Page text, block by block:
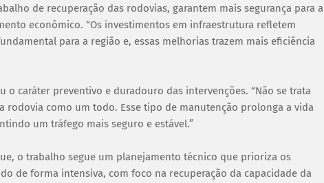
de recuperação das rodovias, garantem mais segurança para a
econômico. “Os investimentos em infraestrutura refletem
para a região e, essas melhorias trazem mais eficiência
o caráter preventivo e duradouro das intervenções. “Não se trata
rodovia como um todo. Esse tipo de manutenção prolonga a vida
um tráfego mais seguro e estável.”
o trabalho segue um planejamento técnico que prioriza os
de forma intensiva, com foco na recuperação da capacidade da